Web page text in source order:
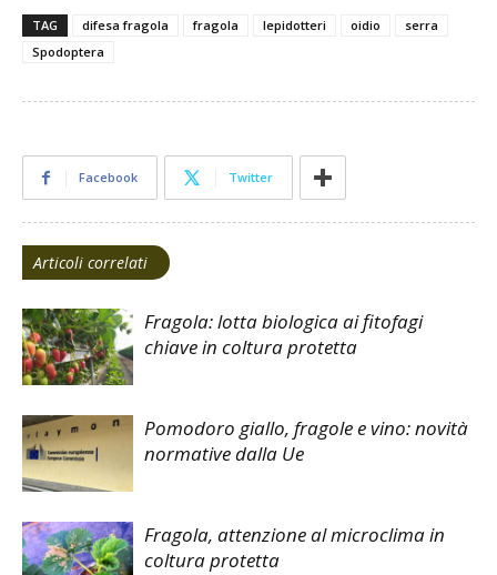
TAG difesa fragola fragola lepidotteri oidio
serra
Spodoptera
Facebook Twitter
Articoli correlati
Fragola: lotta biologica ai fitofagi
chiave in coltura protetta
Pomodoro giallo, fragole e vino: novità
normative dalla Ue
Fragola, attenzione al microclima in
coltura protetta